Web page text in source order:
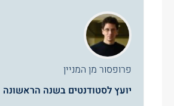
פרופסור מן המניין
יועץ לסטודנטים בשנה הראשונה